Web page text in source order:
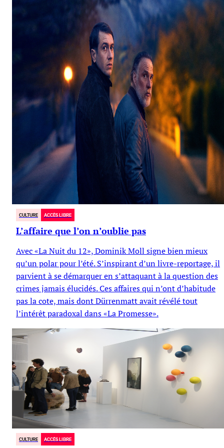
CULTURE ACCÈS LIBRE
L’affaire que l’on n’oublie pas
Avec «La Nuit du 12», Dominik Moll signe bien mieux
qu’un polar pour l’été. S’inspirant d’un livre-reportage, il
parvient à se démarquer en s’attaquant à la question des
crimes jamais élucidés. Ces affaires qui n’ont d’habitude
pas la cote, mais dont Dürrenmatt avait révélé tout
l’intérêt paradoxal dans «La Promesse».
Norbert Creutz
CULTURE ACCÈS LIBRE